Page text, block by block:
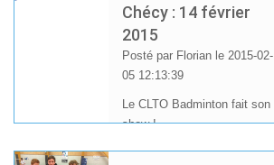
Chécy : 14 février
2015
Posté par Florian le 2015-02-
05 12:13:39
Le CLTO Badminton fait son
show !